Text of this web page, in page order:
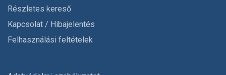
Részletes kereső
Kapcsolat / Hibajelentés
Felhasználási feltételek